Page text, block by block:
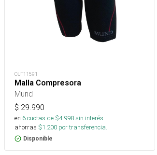
OUT11591
Malla Compresora
Mund
$ 29.990
en 6cuotas de $4.998sin interés
ahorras $1.200 por transferencia.
Disponible